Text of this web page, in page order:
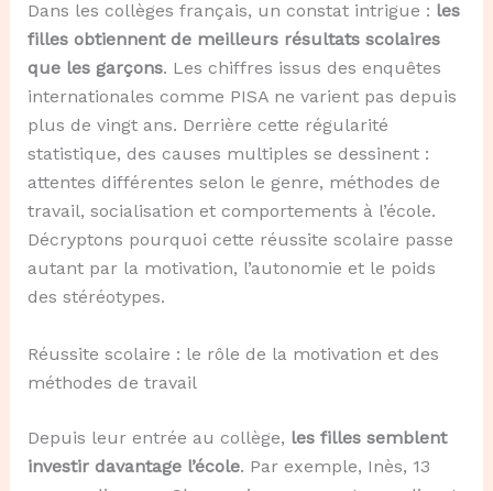
Dans les collèges français, un constat intrigue : les
filles obtiennent de meilleurs résultats scolaires
que les garçons. Les chiffres issus des enquêtes
internationales comme PISA ne varient pas depuis
plus de vingt ans. Derrière cette régularité
statistique, des causes multiples se dessinent :
attentes différentes selon le genre, méthodes de
travail, socialisation et comportements à l’école.
Décryptons pourquoi cette réussite scolaire passe
autant par la motivation, l’autonomie et le poids
des stéréotypes.
Réussite scolaire : le rôle de la motivation et des
méthodes de travail
Depuis leur entrée au collège, les filles semblent
investir davantage l’école. Par exemple, Inès, 13